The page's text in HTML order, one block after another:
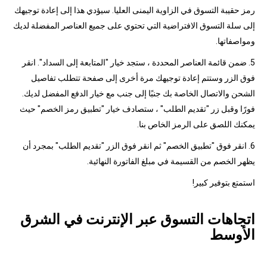
رمز حقيبة التسوق في الزاوية اليمنى العليا. سيؤدي هذا إلى إعادة توجيهك
إلى سلة التسوق الافتراضية التي تحتوي على جميع العناصر المفضلة لديك
ومواصفاتها.
5. ضمن قائمة العناصر المحددة ، ستجد خيار "المتابعة إلى السداد". انقر
فوق الزر وستتم إعادة توجيهك مرة أخرى إلى صفحة تتطلب تفاصيل
الشحن والاتصال الخاصة بك جنبًا إلى جنب مع خيار الدفع المفضل لديك.
فورًا وقبل زر "تقديم الطلب" ، ستصادف خيار "تطبيق رمز الخصم" حيث
يمكنك اللصق على الرمز الخاص بنا.
6. انقر فوق "تطبيق الخصم" ثم انقر فوق الزر "تقديم الطلب" بمجرد أن
يظهر الخصم من القسيمة في مبلغ الفاتورة النهائية.
استمتع بتوفير كبير!
اتجاهات التسوق عبر الإنترنت في الشرق
الأوسط